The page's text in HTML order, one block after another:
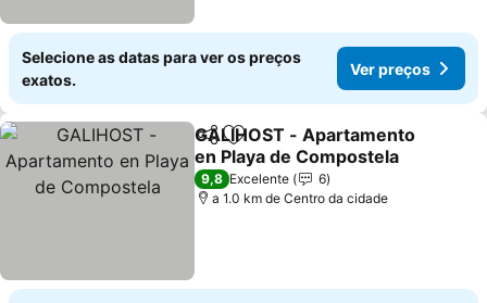
Selecione as datas para ver os preços
exatos.
Ver preços
PartilharAdicionar aos favoritos
GALIHOST - Apartamento
en Playa de Compostela
9,8 Excelente
6
a 1.0 km de Centro da cidade